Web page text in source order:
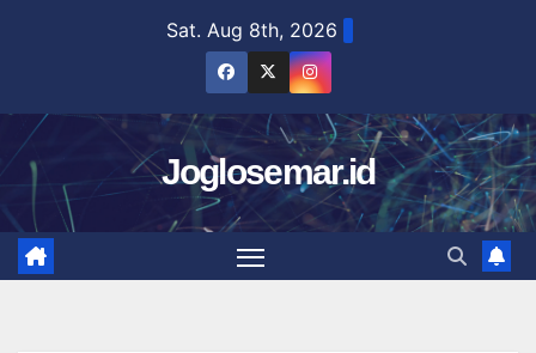
Sat. Aug 8th, 2026
Joglosemar.id